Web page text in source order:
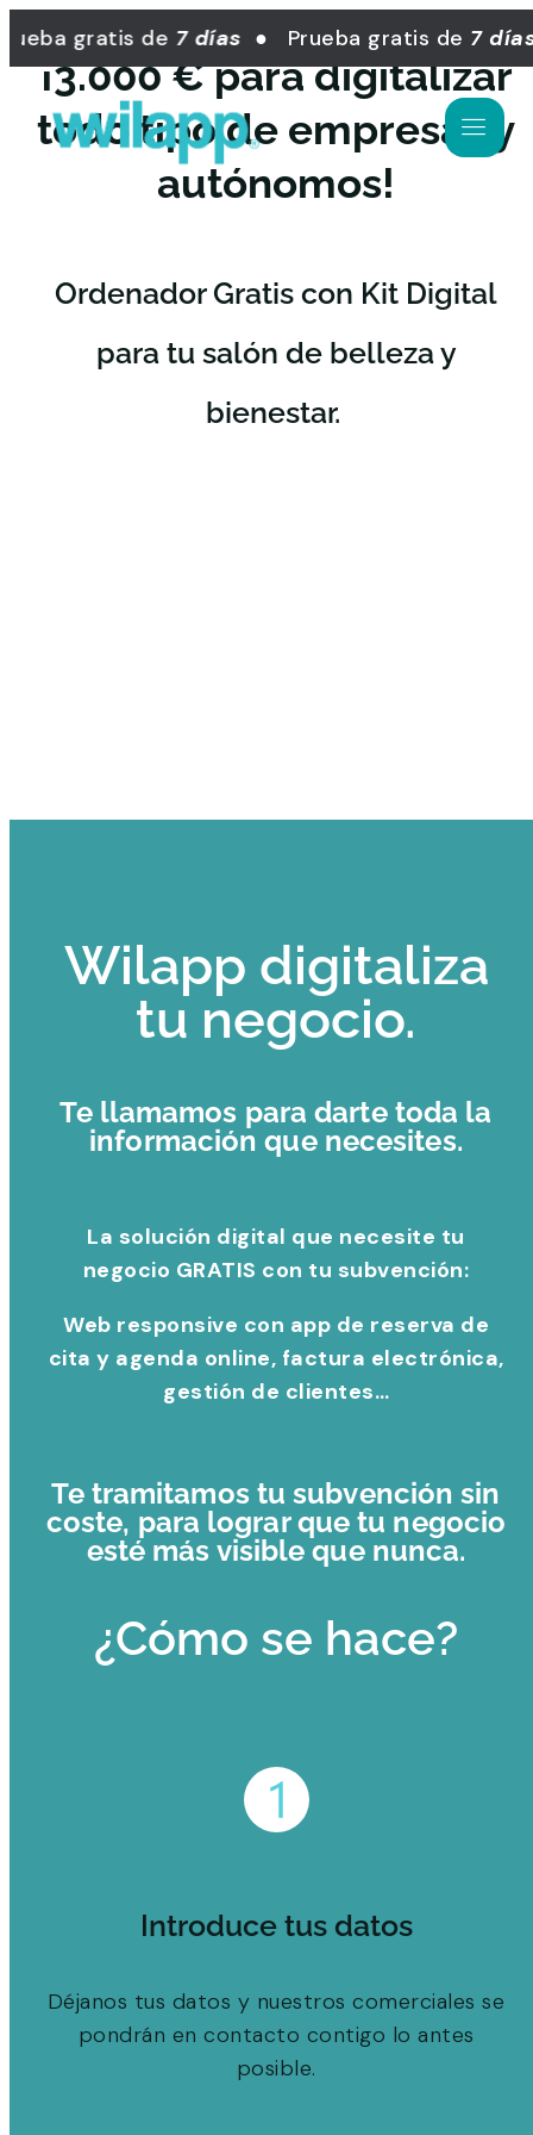
gratis de7 días ● Prueba gratis de7 días
¡3.000 € para digitalizar
todo tipo de empresas y
autónomos!
Ordenador Gratis con Kit Digital
para tu salón de belleza y
bienestar.
Wilapp digitaliza
tu negocio.
Te llamamos para darte toda la
información que necesites.
La solución digital que necesite tu
negocio GRATIS con tu subvención:
Web responsive con app de reserva de
cita y agenda online, factura electrónica,
gestión de clientes…
Te tramitamos tu subvención sin
coste, para lograr que tu negocio
esté más visible que nunca.
¿Cómo se hace?
Introduce tus datos
Déjanos tus datos y nuestros comerciales se
pondrán en contacto contigo lo antes
posible.